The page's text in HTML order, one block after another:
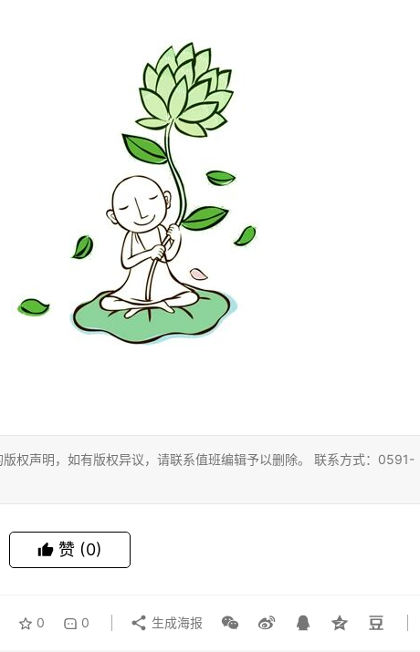
权声明，如有版权异议，请联系值班编辑予以删除。 联系方式：0591-
赞 (0)
0 0 生成海报